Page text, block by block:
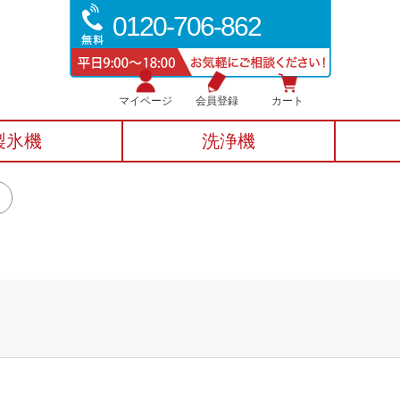
0120-706-862
マイページ 会員登録 カート
氷機 洗浄機